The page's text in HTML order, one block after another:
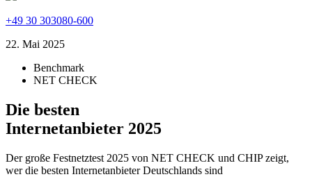
+49 30 303080-600
22. Mai 2025
Benchmark
NET CHECK
Die besten
Internetanbieter 2025
Der große Festnetztest 2025 von NET CHECK und CHIP zeigt,
wer die besten Internetanbieter Deutschlands sind